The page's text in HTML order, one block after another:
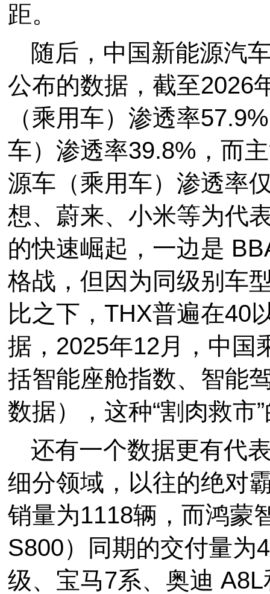
距。
随后，中国新能源汽
公布的数据，截至2026
（乘用车）渗透率
车）渗透率39.8%，而
源车（乘用车）渗透率
想、蔚来、小米等为代
的快速崛起，一边是
格战，但因为同级别车
比之下，THX普遍在40
据，2025年12月，中国
括智能座舱指数、智能
数据），这种“割肉救市
还有一个数据更有代
细分领域，以往的绝对
销量为1118辆，而鸿蒙
S800）同期的交付量为
级、宝马7系、奥迪